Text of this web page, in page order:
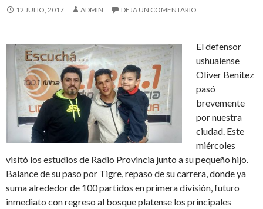
12 JULIO, 2017 ADMIN DEJA UN COMENTARIO
El defensor
ushuaiense
Oliver Benítez
pasó
brevemente
por nuestra
ciudad. Este
miércoles
visitó los estudios de Radio Provincia junto a su pequeño hijo.
Balance de su paso por Tigre, repaso de su carrera, donde ya
suma alrededor de 100 partidos en primera división, futuro
inmediato con regreso al bosque platense los principales